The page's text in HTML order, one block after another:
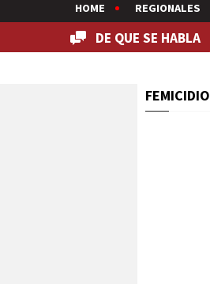
HOME REGIONALES
DE QUE SE HABLA
FEMICIDIO